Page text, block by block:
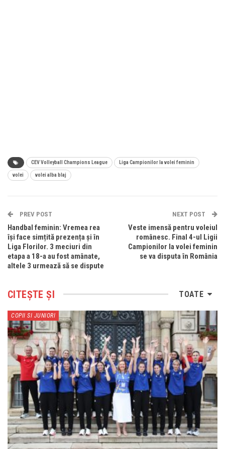
CEV Volleyball Champions League Liga Campionilor la volei feminin
volei volei alba blaj
PREV POST
Handbal feminin: Vremea rea
își face simțită prezența și în
Liga Florilor. 3 meciuri din
etapa a 18-a au fost amânate,
altele 3 urmează să se dispute
NEXT POST
Veste imensă pentru voleiul
românesc. Final 4-ul Ligii
Campionilor la volei feminin
se va disputa în România
TOATE
CITEȘTE ȘI
COPII SI JUNIORI